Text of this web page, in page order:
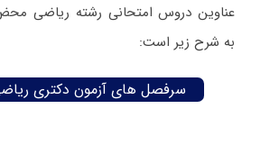
عناوین دروس امتحانی رشته ریاضی
به شرح زیر است:
سرفصل های آزمون دکتری